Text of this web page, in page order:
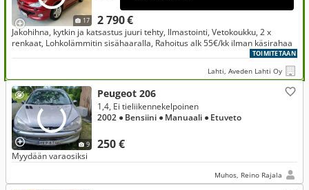
17 2 790 €
Jakohihna, kytkin ja katsastus juuri tehty, Ilmastointi, Vetokoukku, 2 x
renkaat, Lohkolämmitin sisähaaralla, Rahoitus alk 55€/kk ilman käsirahaa
TOIMITETAAN
Lahti, Aveden Lahti Oy
9
Peugeot 206
250 €
1,4, Ei tieliikennekelpoinen
2002 ● Bensiini ● Manuaali ● Etuveto
Myydään varaosiksi
Muhos, Reino Rajala